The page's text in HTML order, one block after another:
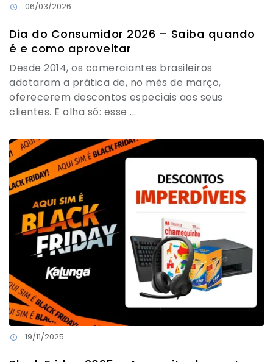
06/03/2026
Dia do Consumidor 2026 – Saiba quando
é e como aproveitar
Desde 2014, os comerciantes brasileiros
adotaram a prática de, no mês de março,
oferecerem descontos especiais aos seus
clientes. E olha só: esse ...
19/11/2025